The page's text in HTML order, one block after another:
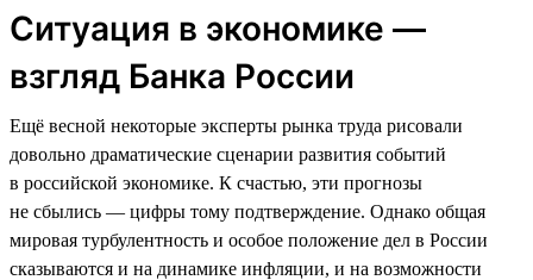
Ситуация в экономике —
взгляд Банка России
Ещё весной некоторые эксперты рынка труда рисовали
довольно драматические сценарии развития событий
в российской экономике. К счастью, эти прогнозы
не сбылись — цифры тому подтверждение. Однако общая
мировая турбулентность и особое положение дел в России
сказываются и на динамике инфляции, и на возможности